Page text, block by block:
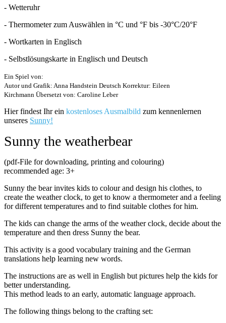
- Wetteruhr
- Thermometer zum Auswählen in °C und °F bis -30°C/20°F
- Wortkarten in Englisch
- Selbstlösungskarte in Englisch und Deutsch
Ein Spiel von:
Autor und Grafik: Anna Handstein Deutsch Korrektur: Eileen
Kirchmann Übersetzt von: Caroline Leber
Hier findest Ihr ein kostenloses Ausmalbild zum kennenlernen
unseres Sunny!
Sunny the weatherbear
(pdf-File for downloading, printing and colouring)
recommended age: 3+
Sunny the bear invites kids to colour and design his clothes, to
create the weather clock, to get to know a thermometer and a feeling
for different temperatures and to find suitable clothes for him.
The kids can change the arms of the weather clock, decide about the
temperature and then dress Sunny the bear.
This activity is a good vocabulary training and the German
translations help learning new words.
The instructions are as well in English but pictures help the kids for
better understanding.
This method leads to an early, automatic language approach.
The following things belong to the crafting set: